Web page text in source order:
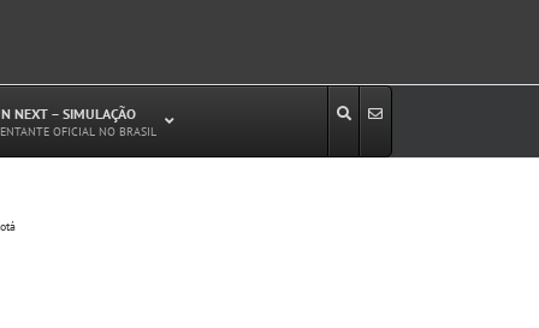
NEXT – SIMULAÇÃO
OFICIAL NO BRASIL